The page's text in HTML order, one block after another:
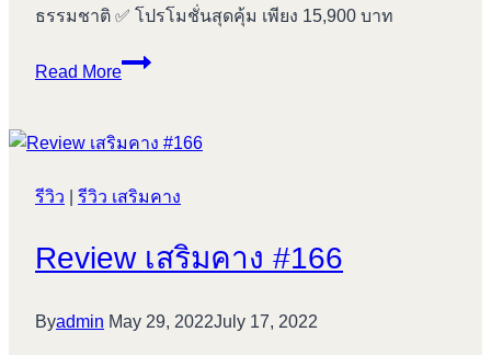
ธรรมชาติ ✅ โปรโมชั่นสุดคุ้ม เพียง 15,900 บาท
Read More
ปรับ
ให้
สวย
ที่
เคย
รีวิว รีวิว เสริมคาง
Review เสริมคาง #166
Byadmin May 29, 2022July 17, 2022